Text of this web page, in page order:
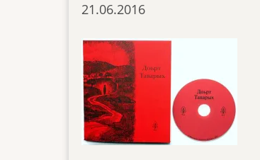
21.06.2016